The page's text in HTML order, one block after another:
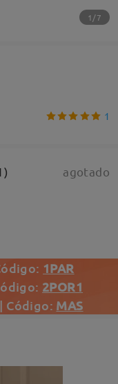
1/7
1
agotado
1PAR
2POR1
Código: MAS